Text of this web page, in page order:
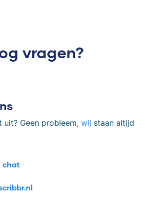
vragen?
uit? Geen probleem, wij staan altijd
chat